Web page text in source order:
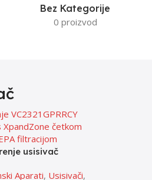
Bez Kategorije
0 proizvod
usisivač
Aparati, Usisivači,